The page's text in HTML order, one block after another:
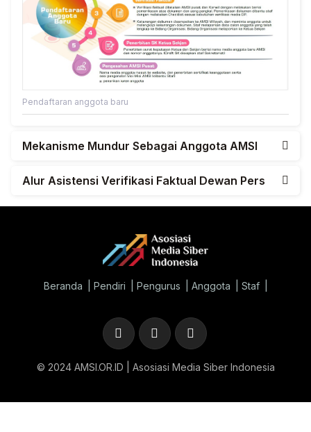
Pendaftaran anggota baru
Mekanisme Mundur Sebagai Anggota AMSI
Alur Asistensi Verifikasi Faktual Dewan Pers
Beranda Pendiri Pengurus Anggota Staf
© 2024 AMSI.OR.ID | Asosiasi Media Siber Indonesia